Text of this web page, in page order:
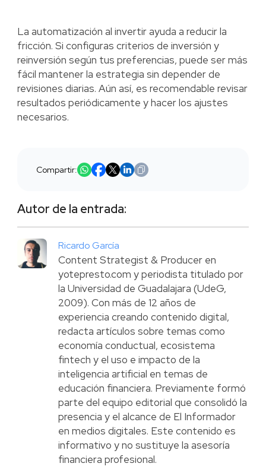
La automatización al invertir ayuda a reducir la
fricción. Si configuras criterios de inversión y
reinversión según tus preferencias, puede ser más
fácil mantener la estrategia sin depender de
revisiones diarias. Aún así, es recomendable revisar
resultados periódicamente y hacer los ajustes
necesarios.
Compartir:
Autor de la entrada:
Ricardo García
Content Strategist & Producer en
yotepresto.com y periodista titulado por
la Universidad de Guadalajara (UdeG,
2009). Con más de 12 años de
experiencia creando contenido digital,
redacta artículos sobre temas como
economía conductual, ecosistema
fintech y el uso e impacto de la
inteligencia artificial en temas de
educación financiera. Previamente formó
parte del equipo editorial que consolidó la
presencia y el alcance de El Informador
en medios digitales. Este contenido es
informativo y no sustituye la asesoría
financiera profesional.